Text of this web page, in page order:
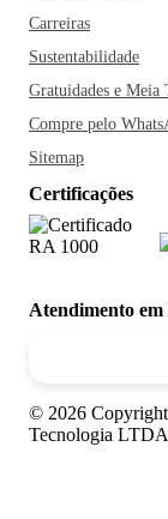
Carreiras
Sustentabilidade
Gratuidades e Meia
Compre pelo
Sitemap
Certificações
Atendimento
© 2026 Copyright
Tecnologia